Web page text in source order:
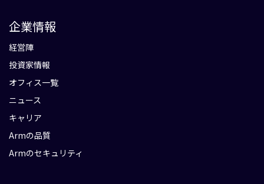
企業情報
経営陣
投資家情報
オフィス一覧
ニュース
キャリア
Armの品質
Armのセキュリティ